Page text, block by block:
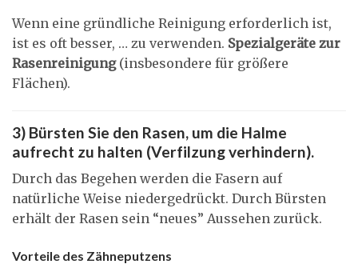
Wenn eine gründliche Reinigung erforderlich ist,
ist es oft besser, … zu verwenden. Spezialgeräte zur
Rasenreinigung(insbesondere für größere
Flächen).
3) Bürsten Sie den Rasen, um die Halme
aufrecht zu halten (Verfilzung verhindern).
Durch das Begehen werden die Fasern auf
natürliche Weise niedergedrückt. Durch Bürsten
erhält der Rasen sein “neues” Aussehen zurück.
Vorteile des Zähneputzens